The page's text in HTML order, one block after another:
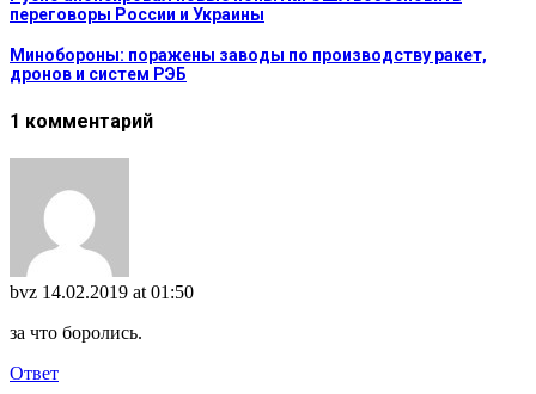
переговоры России и Украины
Минобороны: поражены заводы по производству ракет,
дронов и систем РЭБ
1 комментарий
bvz 14.02.2019 at 01:50
за что боролись.
Ответ